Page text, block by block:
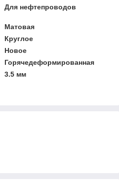
Для нефтепроводов
Матовая
Круглое
Новое
Горячедеформированная
3.5 мм